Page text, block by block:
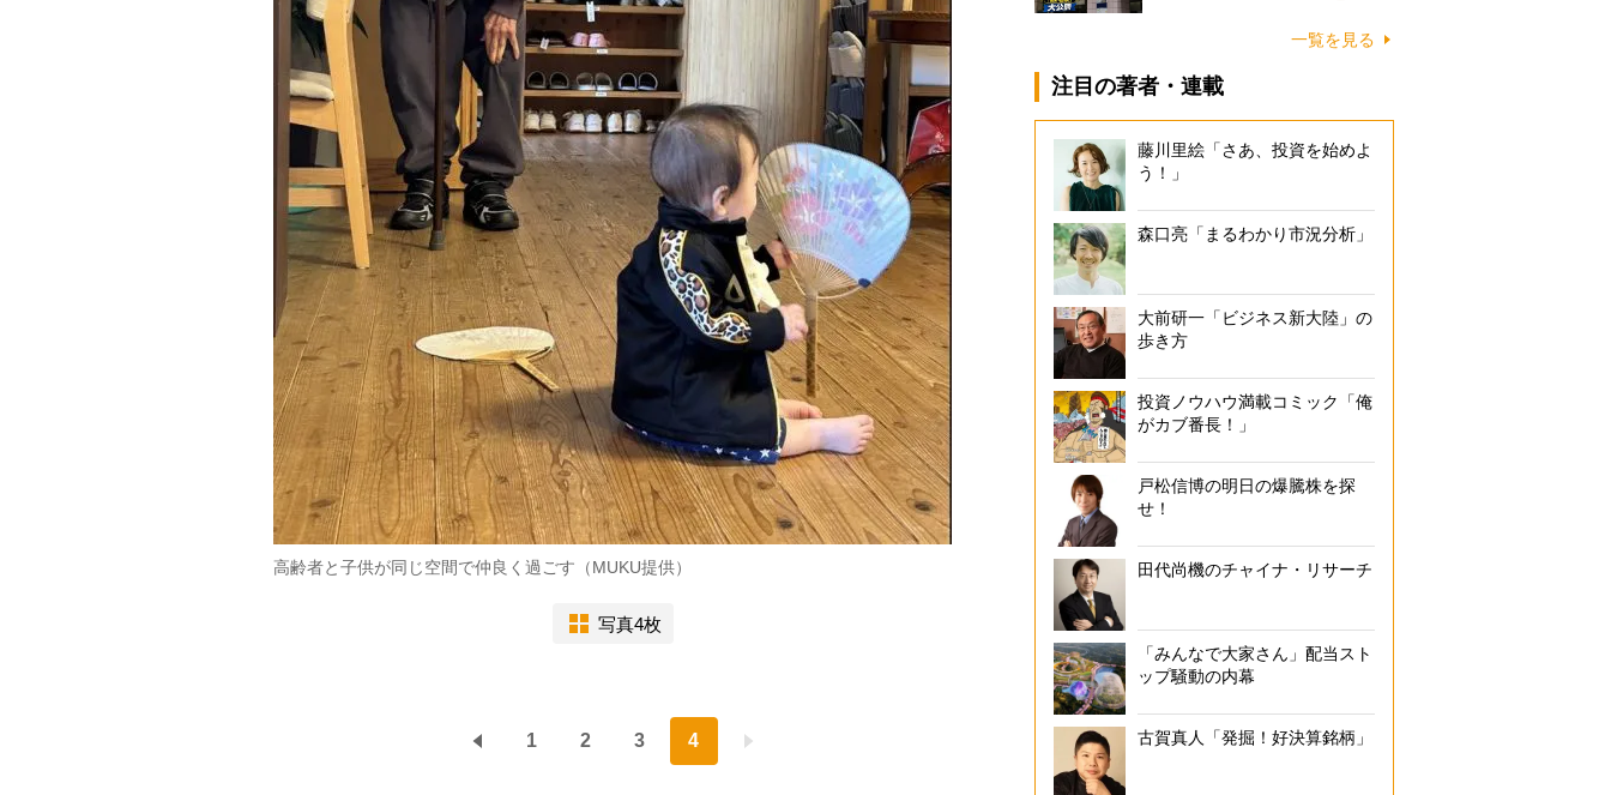
高齢者と子供が同じ空間で仲良く過ごす（MUKU提供）
写真4枚
1 2 3 4
一覧を見る
注目の著者・連載
藤川里絵「さあ、投資を始めよ
う！」
森口亮「まるわかり市況分析」
大前研一「ビジネス新大陸」の
歩き方
投資ノウハウ満載コミック「俺
がカブ番長！」
戸松信博の明日の爆騰株を探
せ！
田代尚機のチャイナ・リサーチ
「みんなで大家さん」配当スト
ップ騒動の内幕
古賀真人「発掘！好決算銘柄」